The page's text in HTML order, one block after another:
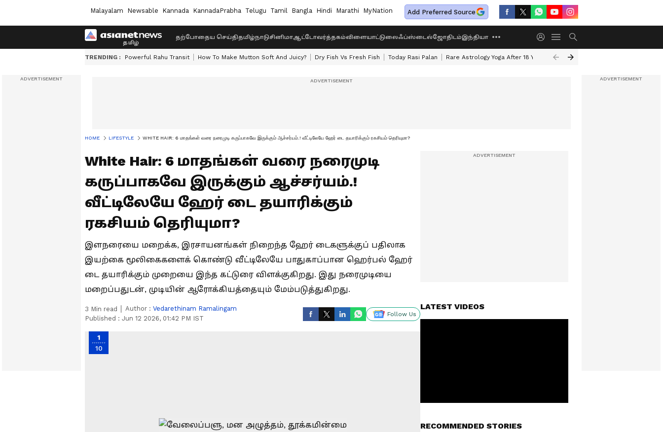
Malayalam Newsable Kannada KannadaPrabha Telugu Tamil Bangla Hindi Marathi MyNation Add Preferred Source
தற்போதைய செய்திதமிழ்நாடுசினிமாஆட்டோவர்த்தகம்விளையாட்டுலைஃப்ஸ்டைல்ஜோதிடம்இந்தியா
TRENDING : Powerful Rahu Transit How To Make Mutton Soft And Juicy? Dry Fish Vs Fresh Fish Today Rasi Palan Rare Astrology Yoga After 18 Years Dwi Pushkar Yoga 2026
HOME LIFESTYLE WHITE HAIR: 6 மாதங்கள் வரை நரைமுடி கருப்பாகவே இருக்கும் ஆச்சர்யம்.! வீட்டிலேயே ஹேர் டை தயாரிக்கும் ரகசியம் தெரியுமா?
White Hair: 6 மாதங்கள் வரை நரைமுடி
கருப்பாகவே இருக்கும் ஆச்சர்யம்.!
வீட்டிலேயே ஹேர் டை தயாரிக்கும்
ரகசியம் தெரியுமா?
இளநரையை மறைக்க, இரசாயனங்கள் நிறைந்த ஹேர் டைகளுக்குப் பதிலாக
இயற்கை மூலிகைகளைக் கொண்டு வீட்டிலேயே பாதுகாப்பான ஹெர்பல் ஹேர்
டை தயாரிக்கும் முறையை இந்த கட்டுரை விளக்குகிறது. இது நரைமுடியை
மறைப்பதுடன், முடியின் ஆரோக்கியத்தையும் மேம்படுத்துகிறது.
3 Min read Author : Vedarethinam Ramalingam
Published : Jun 12 2026, 01:42 PM IST
Follow Us
1
10
LATEST VIDEOS
RECOMMENDED STORIES